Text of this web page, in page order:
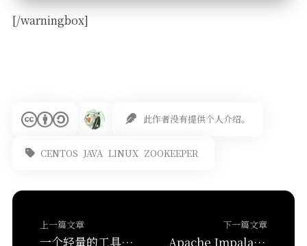
[/warningbox]
此作者没有提供个人介绍。
CENTOS JAVA LINUX ZOOKEEPER
上一篇文章
一个轻量的工具集合 – MikuTools
下一篇文章
Apache Impala安装部署